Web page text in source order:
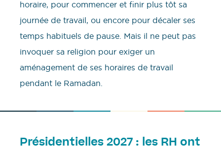
horaire, pour commencer et finir plus tôt sa
journée de travail, ou encore pour décaler ses
temps habituels de pause. Mais il ne peut pas
invoquer sa religion pour exiger un
aménagement de ses horaires de travail
pendant le Ramadan.
Présidentielles 2027 : les RH ont